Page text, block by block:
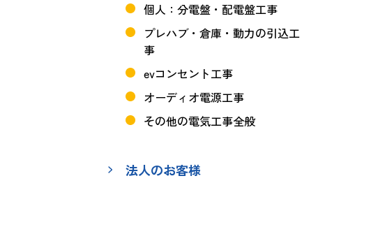
個人：分電盤・配電盤工事
プレハブ・倉庫・動力の引込工
事
evコンセント工事
オーディオ電源工事
その他の電気工事全般
法人のお客様